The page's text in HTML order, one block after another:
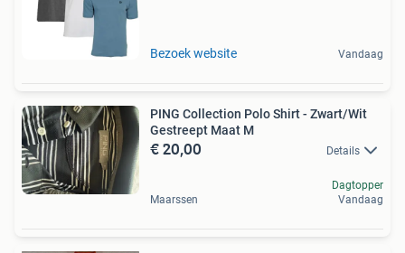
Bezoek website Vandaag
PING Collection Polo Shirt - Zwart/Wit
Gestreept Maat M
€ 20,00 Details
Maarssen
Dagtopper
Vandaag